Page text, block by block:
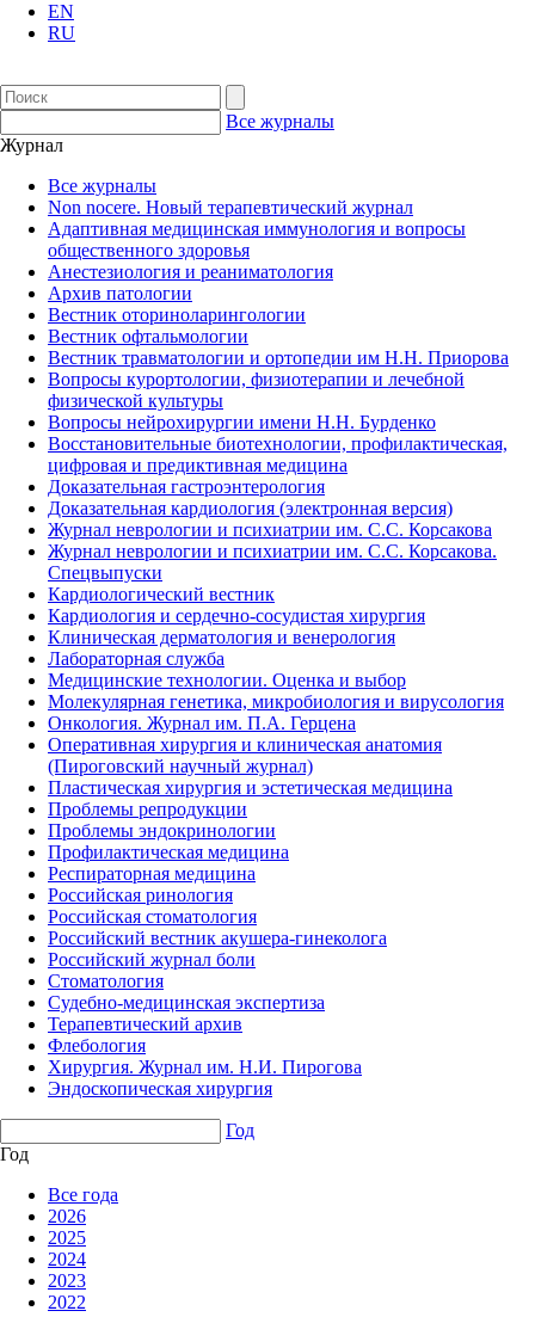
EN
RU
Все журналы
Журнал
Все журналы
Non nocere. Новый терапевтический журнал
Адаптивная медицинская иммунология и вопросы
общественного здоровья
Анестезиология и реаниматология
Архив патологии
Вестник оториноларингологии
Вестник офтальмологии
Вестник травматологии и ортопедии им Н.Н. Приорова
Вопросы курортологии, физиотерапии и лечебной
физической культуры
Вопросы нейрохирургии имени Н.Н. Бурденко
Восстановительные биотехнологии, профилактическая,
цифровая и предиктивная медицина
Доказательная гастроэнтерология
Доказательная кардиология (электронная версия)
Журнал неврологии и психиатрии им. С.С. Корсакова
Журнал неврологии и психиатрии им. С.С. Корсакова.
Спецвыпуски
Кардиологический вестник
Кардиология и сердечно-сосудистая хирургия
Клиническая дерматология и венерология
Лабораторная служба
Медицинские технологии. Оценка и выбор
Молекулярная генетика, микробиология и вирусология
Онкология. Журнал им. П.А. Герцена
Оперативная хирургия и клиническая анатомия
(Пироговский научный журнал)
Пластическая хирургия и эстетическая медицина
Проблемы репродукции
Проблемы эндокринологии
Профилактическая медицина
Респираторная медицина
Российская ринология
Российская стоматология
Российский вестник акушера-гинеколога
Российский журнал боли
Стоматология
Судебно-медицинская экспертиза
Терапевтический архив
Флебология
Хирургия. Журнал им. Н.И. Пирогова
Эндоскопическая хирургия
Год
Год
Все года
2026
2025
2024
2023
2022